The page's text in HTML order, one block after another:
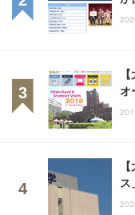
オ
ス